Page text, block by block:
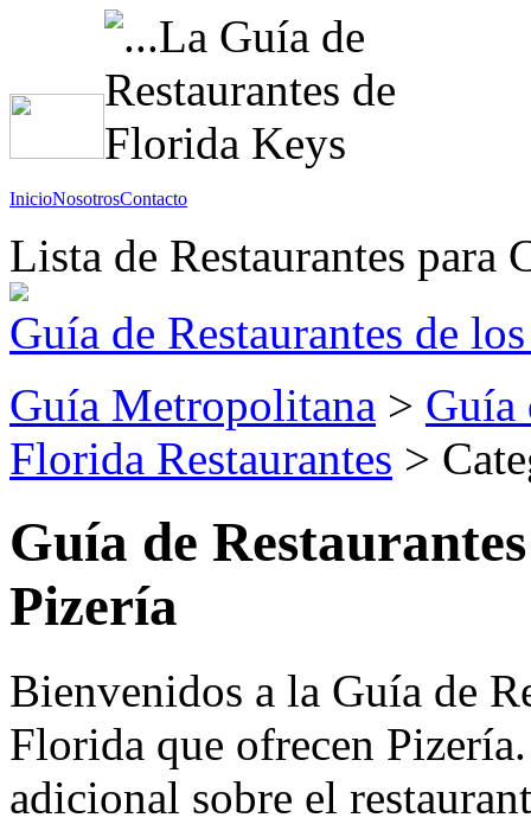
InicioNosotrosContacto
Lista de Restaurantes para
Guía de Restaurantes de
Guía Metropolitana > Guía
Florida Restaurantes >
Guía de
Pizería
Bienvenidos a la Guía de
Florida que ofrecen
adicional sobre el